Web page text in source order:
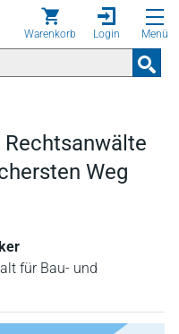
Warenkorb Login Menü
Weg
für Bau- und